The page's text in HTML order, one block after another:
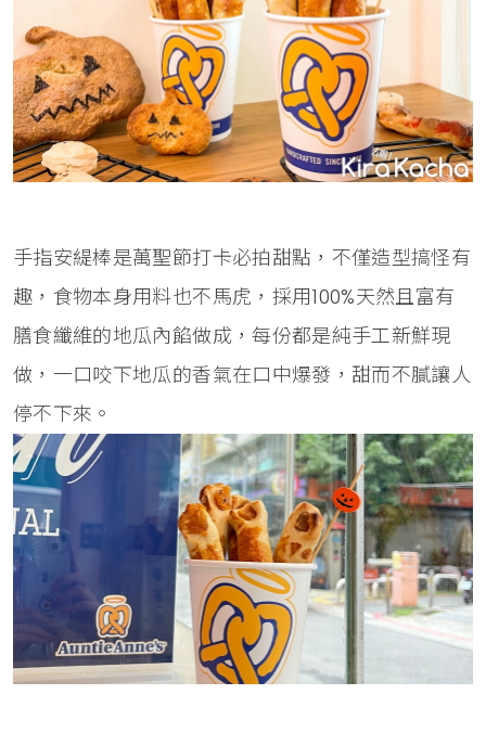
手指安緹棒是萬聖節打卡必拍甜點，不僅造型搞怪有
趣，食物本身用料也不馬虎，採用100%天然且富有
膳食纖維的地瓜內餡做成，每份都是純手工新鮮現
做，一口咬下地瓜的香氣在口中爆發，甜而不膩讓人
停不下來。